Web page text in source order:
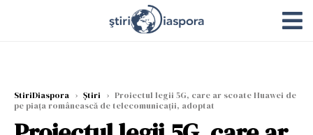
StiriDiaspora › Știri › Proiectul legii 5G, care ar scoate Huawei de
pe piața românească de telecomunicații, adoptat